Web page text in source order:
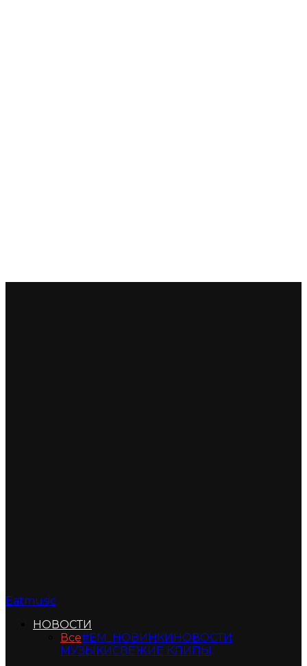
Eatmusic
НОВОСТИ
Все#ЕМ_НОВИНКИНОВОСТИ
МУЗЫКИСВЕЖИЕ КЛИПЫ